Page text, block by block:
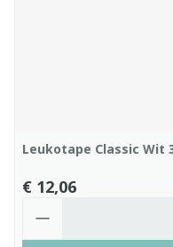
Leukotape Classic Wit
€ 12,06